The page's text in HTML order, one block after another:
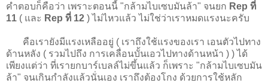
คำตอบก็คือว่า เพราะตอนนี้ "กล้ามไบเซบมันล้า" จนยก Rep ที่
11 ( และ Rep ที่ 12 ) ไม่ไหวแล้ว ไม่ใช่ว่าเราหมดแรงนะครับ
คือเรายังมีแรงเหลืออยู่ ( เราถึงใช้แรงของเรา เอนตัวไปทาง
ด้านหลัง ( รวมไปถึง การเคลื่อนบั้นเอวไปทางด้านหน้า ) ) ได้
เพียงแต่ว่า ที่เรายกบาร์เบลล์ไม่ขึ้นแล้ว ก็เพราะ "กล้ามไบเซบมัน
ล้า" จนเกินกำลังแล้วนั่นเอง เราถึงต้องโกง ด้วยการใช้หลัก